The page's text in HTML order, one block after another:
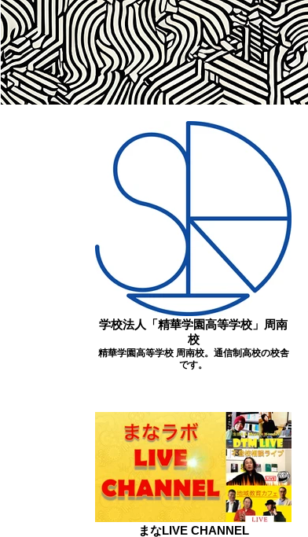
学校法人「精華学園高等学校」周南
校
精華学園高等学校 周南校。通信制高校の校舎
です。
まなLIVE CHANNEL